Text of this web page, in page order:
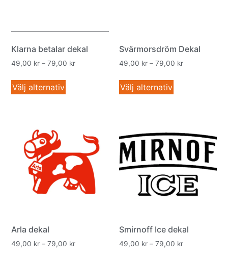
Klarna betalar dekal
49,00 kr – 79,00 kr
Välj alternativ
Svärmorsdröm Dekal
49,00 kr – 79,00 kr
Välj alternativ
Arla dekal
49,00 kr – 79,00 kr
Smirnoff Ice dekal
49,00 kr – 79,00 kr